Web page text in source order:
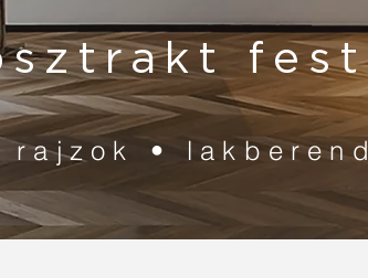
rajzok •